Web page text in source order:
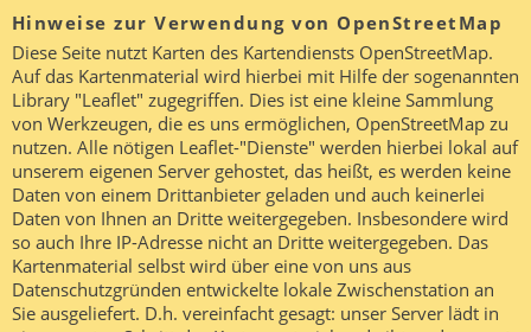
Hinweise zur Verwendung von OpenStreetMap
Diese Seite nutzt Karten des Kartendiensts OpenStreetMap.
Auf das Kartenmaterial wird hierbei mit Hilfe der sogenannten
Library "Leaflet" zugegriffen. Dies ist eine kleine Sammlung
von Werkzeugen, die es uns ermöglichen, OpenStreetMap zu
nutzen. Alle nötigen Leaflet-"Dienste" werden hierbei lokal auf
unserem eigenen Server gehostet, das heißt, es werden keine
Daten von einem Drittanbieter geladen und auch keinerlei
Daten von Ihnen an Dritte weitergegeben. Insbesondere wird
so auch Ihre IP-Adresse nicht an Dritte weitergegeben. Das
Kartenmaterial selbst wird über eine von uns aus
Datenschutzgründen entwickelte lokale Zwischenstation an
Sie ausgeliefert. D.h. vereinfacht gesagt: unser Server lädt in